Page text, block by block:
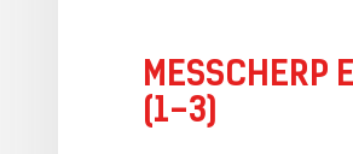
MESSCHERP
(1-3)